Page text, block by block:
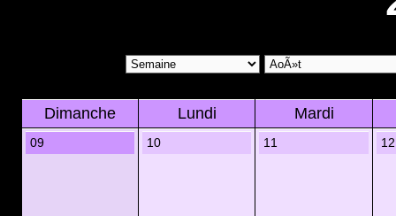
Dimanche Lundi Mardi
09 10 11 12